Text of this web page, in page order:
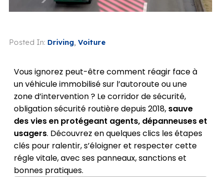
Posted In: Driving, Voiture
Vous ignorez peut-être comment réagir face à
un véhicule immobilisé sur l’autoroute ou une
zone d’intervention ? Le corridor de sécurité,
obligation sécurité routière depuis 2018, sauve
des vies en protégeant agents, dépanneuses et
usagers. Découvrez en quelques clics les étapes
clés pour ralentir, s’éloigner et respecter cette
régle vitale, avec ses panneaux, sanctions et
bonnes pratiques.